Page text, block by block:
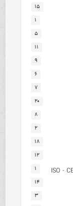
۱۵
۱
۵
۱۱
۹
۶
۷
۲۰
۸
۲
۱۸
۱۲
۱
۱۴
۳